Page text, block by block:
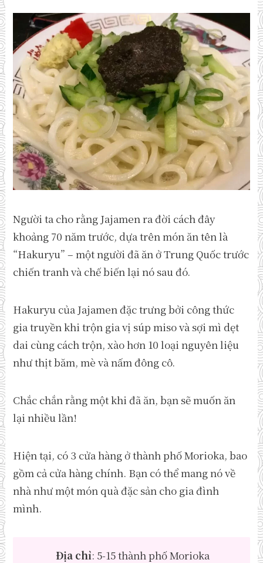
Người ta cho rằng Jajamen ra đời cách đây
khoảng 70 năm trước, dựa trên món ăn tên là
“Hakuryu” – một người đã ăn ở Trung Quốc trước
chiến tranh và chế biến lại nó sau đó.
Hakuryu của Jajamen đặc trưng bởi công thức
gia truyền khi trộn gia vị súp miso và sợi mì dẹt
dai cùng cách trộn, xào hơn 10 loại nguyên liệu
như thịt băm, mè và nấm đông cô.
Chắc chắn rằng một khi đã ăn, bạn sẽ muốn ăn
lại nhiều lần!
Hiện tại, có 3 cửa hàng ở thành phố Morioka, bao
gồm cả cửa hàng chính. Bạn có thể mang nó về
nhà như một món quà đặc sản cho gia đình
mình.
Địa chỉ: 5-15 thành phố Morioka